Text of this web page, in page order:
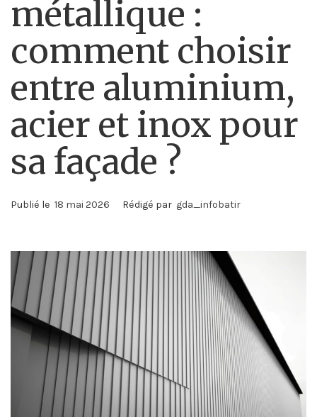
métallique :
comment choisir
entre aluminium,
acier et inox pour
sa façade ?
Publié le 18 mai 2026 Rédigé par gda_infobatir